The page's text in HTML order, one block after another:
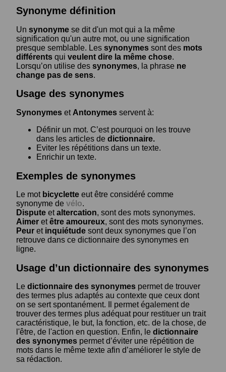
Synonyme définition
Un synonyme se dit d'un mot qui a la même
signification qu'un autre mot, ou une signification
presque semblable. Les synonymes sont des mots
différents qui veulent dire la même chose.
Lorsqu’on utilise des synonymes, la phrase ne
change pas de sens.
Usage des synonymes
Synonymes et Antonymes servent à:
Définir un mot. C’est pourquoi on les trouve
dans les articles de dictionnaire.
Eviter les répétitions dans un texte.
Enrichir un texte.
Exemples de synonymes
Le mot bicyclette eut être considéré comme
synonyme de vélo.
Dispute etaltercation, sont des mots synonymes.
Aimer etêtre amoureux, sont des mots synonymes.
Peur et inquiétude sont deux synonymes que l’on
retrouve dans ce dictionnaire des synonymes en
ligne.
Usage d’un dictionnaire des synonymes
Le dictionnaire des synonymes permet de trouver
des termes plus adaptés au contexte que ceux dont
on se sert spontanément. Il permet également de
trouver des termes plus adéquat pour restituer un trait
caractéristique, le but, la fonction, etc. de la chose, de
l'être, de l'action en question. Enfin, le dictionnaire
des synonymes permet d’éviter une répétition de
mots dans le même texte afin d’améliorer le style de
sa rédaction.